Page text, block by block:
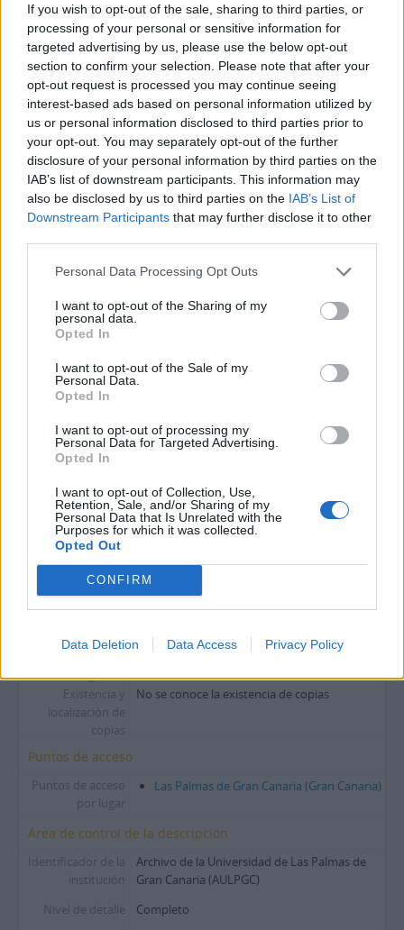
If you wish to opt-out of the sale, sharing to third parties, or
processing of your personal or sensitive information for
targeted advertising by us, please use the below opt-out
section to confirm your selection. Please note that after your
opt-out request is processed you may continue seeing
interest-based ads based on personal information utilized by
us or personal information disclosed to third parties prior to
your opt-out. You may separately opt-out of the further
disclosure of your personal information by third parties on the
IAB’s list of downstream participants. This information may
also be disclosed by us to third parties on the IAB’s List of
Downstream Participants that may further disclose it to other
Personal Data Processing Opt Outs
I want to opt-out of the Sharing of my
personal data.
Opted In
I want to opt-out of the Sale of my
Personal Data.
Opted In
I want to opt-out of processing my
Personal Data for Targeted Advertising.
Opted In
I want to opt-out of Collection, Use,
Retention, Sale, and/or Sharing of my
Personal Data that Is Unrelated with the
Purposes for which it was collected.
Opted Out
CONFIRM
Data Deletion Data Access Privacy Policy
de las Islas, relacionándose con figuras como
Néstor Álamo, Pepe Dámaso o Juan...
Origen del ingreso
o transferencia
Tras el fallecimiento de María Dolores de la Fe
en el año 2012, la familia acepta la donación
de su importante fondo documental, que es
recibido por el Archivo de la Universidad de
Las Palmas de Gran Canaria, sito en el
Campus Universitario de Tafira,
»
Área de contenido y estructura
Alcance y
contenido
Respuesta de María Dolores de la Fe a S.R.B.
en la sección "Correo íntimo", titulada
destrucción y
programación
Acumulaciones
Sistema de arreglo
Documentos de la actividad profesional.
Área de condiciones de acceso y uso
acceso
Condiciones
Prohibida su reproduccion sin autorizacion
de los donantes
Idioma del
material
español
Área de materiales relacionados
Existencia y
originales
Archivo de la Universidad de Las Palmas de
Gran Canaria (AULPGC)
Existencia y
localización de
copias
No se conoce la existencia de copias
Puntos de acceso
Puntos de acceso
por lugar
Las Palmas de Gran Canaria (Gran Canaria)
Área de control de la descripción
Identificador de la
institución
Archivo de la Universidad de Las Palmas de
Gran Canaria (AULPGC)
Nivel de detalle
Completo